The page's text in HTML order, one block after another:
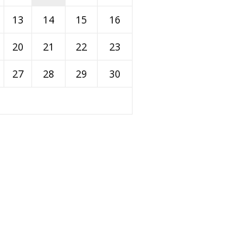
13 14 15
16
20 21 22
23
27 28 29
30